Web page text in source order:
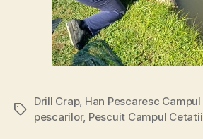
Tags
Drill Crap, Han Pescaresc
pescarilor, Pescuit Campul Cetatii